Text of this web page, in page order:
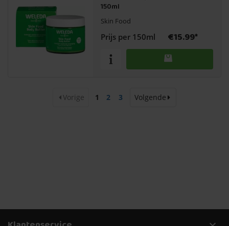
150ml
Skin Food
Prijs per 150ml €15.99*
Vorige 1 2 3 Volgende